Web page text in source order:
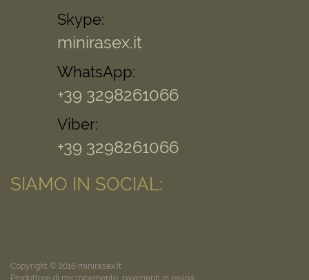
Skype:
minirasex.it
WhatsApp:
+39 3298261066
Viber:
+39 3298261066
SIAMO IN SOCIAL:
Copyright © 2016 minirasex.it
Produttore di microcemento, pavimenti in resina